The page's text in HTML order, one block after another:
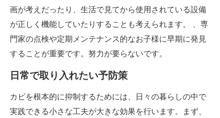
画が考えだったり、生活で見てから使用されている設備
が正しく機能していたり​​することも考えられます。 、専
門家の点検や定期メンテナンス的なお子様に早期に発見
することが重要です。努力が要らないです。
日常で取り入れたい予防策
カビを根本的に抑制するためには、日々の暮らしの中で
実践できる小さな工夫が大きな効果を行います。まず、